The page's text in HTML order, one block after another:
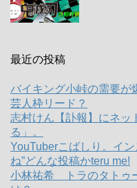
最近の投稿
バイキング小峠の需要が
芸人枠リード？
志村けん【訃報】にネ
る」。
YouTuberこばしり。イ
ね”どんな投稿かteru me!
小林祐希 トラのタトゥ